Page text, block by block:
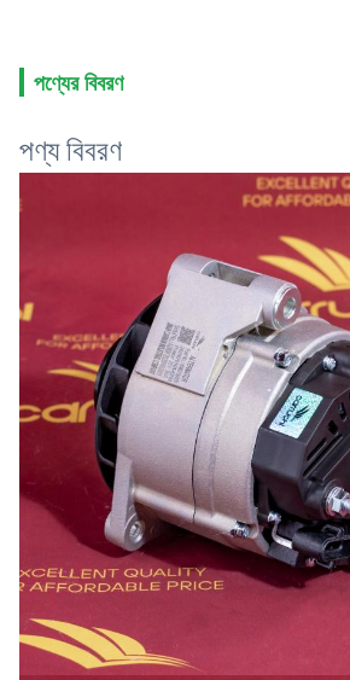
পণ্যের বিবরণ
পণ্য বিবরণ